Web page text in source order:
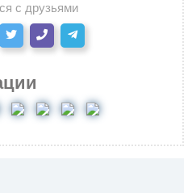
с друзьями